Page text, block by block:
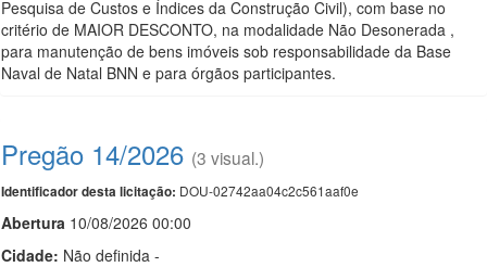
Pesquisa de Custos e Índices da Construção Civil), com base no
critério de MAIOR DESCONTO, na modalidade Não Desonerada ,
para manutenção de bens imóveis sob responsabilidade da Base
Naval de Natal BNN e para órgãos participantes.
Pregão 14/2026 (3 visual.)
Identificador desta licitação: DOU-02742aa04c2c561aaf0e
Abertura 10/08/2026 00:00
Cidade: Não definida -